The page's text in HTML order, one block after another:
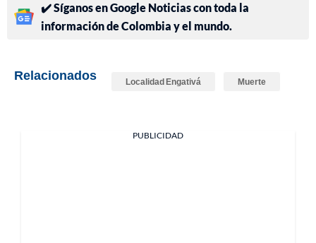
✔️ Síganos en Google Noticias con toda la
información de Colombia y el mundo.
Relacionados Localidad Engativá Muerte
PUBLICIDAD